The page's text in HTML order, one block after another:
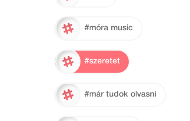
#móra music
#szeretet
#már tudok olvasni